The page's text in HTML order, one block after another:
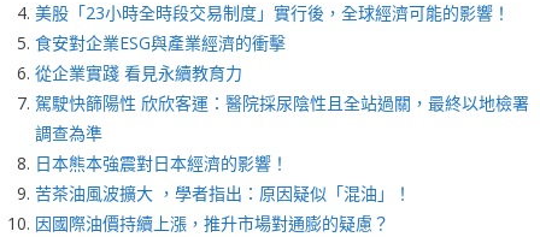
美股「23小時全時段交易制度」實行後，全球經濟可能的影響！
食安對企業ESG與產業經濟的衝擊
從企業實踐 看見永續教育力
駕駛快篩陽性 欣欣客運：醫院採尿陰性且全站過關，最終以地檢署
調查為準
日本熊本強震對日本經濟的影響！
苦茶油風波擴大 ，學者指出：原因疑似「混油」！
因國際油價持續上漲，推升市場對通膨的疑慮？